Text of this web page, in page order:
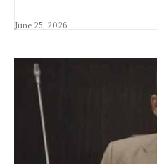
June 25, 2026